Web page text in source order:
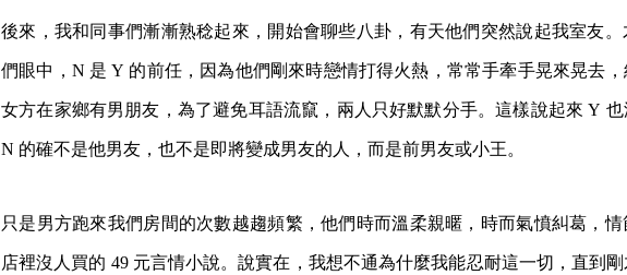
後來，我和同事們漸漸熟稔起來，開始會聊些八卦，有天他們突然說起我室友
們眼中，N 是 Y 的前任，因為他們剛來時戀情打得火熱，常常手牽手晃來晃去
女方在家鄉有男朋友，為了避免耳語流竄，兩人只好默默分手。這樣說起來 Y
N 的確不是他男友，也不是即將變成男友的人，而是前男友或小王。
只是男方跑來我們房間的次數越趨頻繁，他們時而溫柔親暱，時而氣憤糾葛，
店裡沒人買的 49 元言情小說。說實在，我想不通為什麼我能忍耐這一切，直到